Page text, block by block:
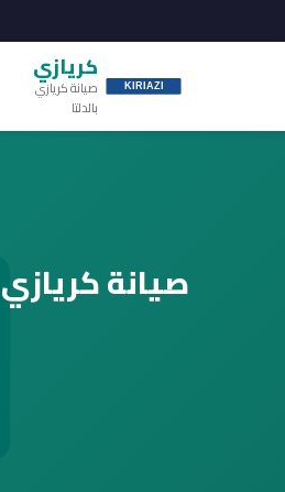
كريازي
صيانة كريازي
بالدلتا
صيانة كريازي